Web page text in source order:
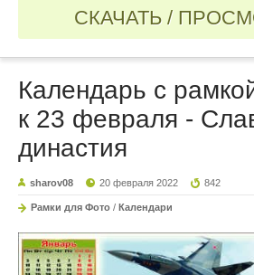
СКАЧАТЬ /
Календарь с
к 23 февраля -
династия
sharov08 20 февраля 2022 842
Рамки для Фото / Календари